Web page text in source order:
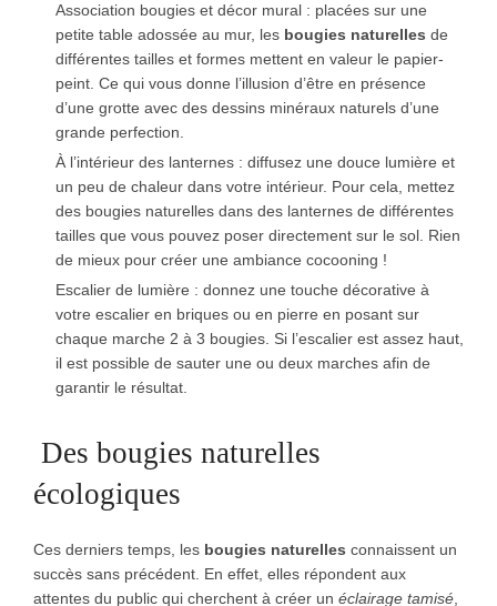
Association bougies et décor mural : placées sur une
petite table adossée au mur, les bougies naturelles de
différentes tailles et formes mettent en valeur le papier-
peint. Ce qui vous donne l’illusion d’être en présence
d’une grotte avec des dessins minéraux naturels d’une
grande perfection.
À l’intérieur des lanternes : diffusez une douce lumière et
un peu de chaleur dans votre intérieur. Pour cela, mettez
des bougies naturelles dans des lanternes de différentes
tailles que vous pouvez poser directement sur le sol. Rien
de mieux pour créer une ambiance cocooning !
Escalier de lumière : donnez une touche décorative à
votre escalier en briques ou en pierre en posant sur
chaque marche 2 à 3 bougies. Si l’escalier est assez haut,
il est possible de sauter une ou deux marches afin de
garantir le résultat.
Des bougies naturelles
écologiques
Ces derniers temps, les bougies naturelles connaissent un
succès sans précédent. En effet, elles répondent aux
attentes du public qui cherchent à créer un éclairage tamisé